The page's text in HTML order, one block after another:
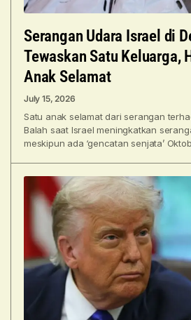
Serangan Udara Israel di
Tewaskan Satu Keluarga,
Anak Selamat
July 15, 2026
Satu anak selamat dari serangan
Balah saat Israel meningkatkan
meskipun ada ‘gencatan senjata’